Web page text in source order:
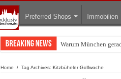
Preferred Shops Immobilien
Breaking News Warum München
BMW Art Cars in
Home / Tag Archives: Kitzbüheler Golfwoche